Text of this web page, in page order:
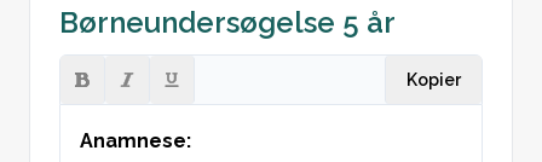
Børneundersøgelse 5 år
Kopier
Anamnese: